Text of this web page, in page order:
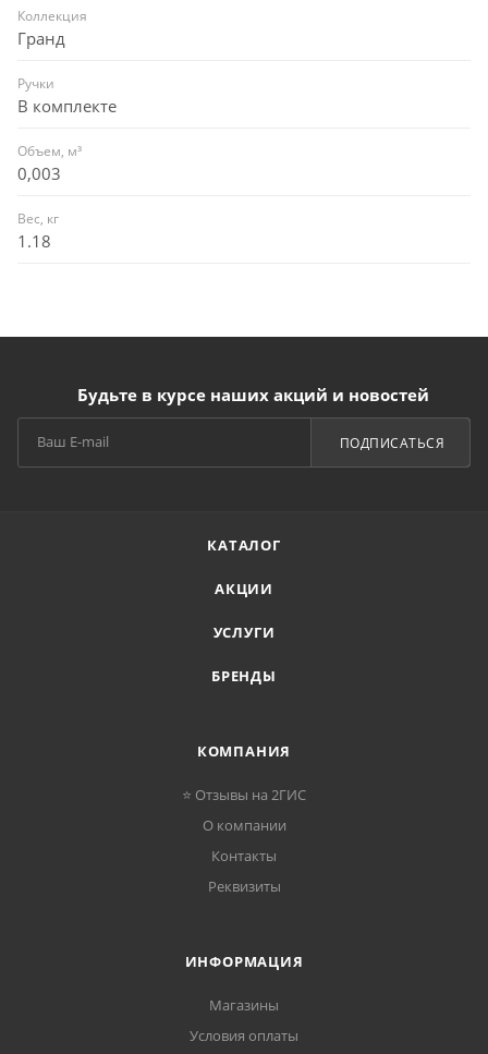
Коллекция
Гранд
Ручки
В комплекте
Объем, м³
0,003
Вес, кг
1.18
Будьте в курсе наших акций и новостей
ПОДПИСАТЬСЯ
КАТАЛОГ
АКЦИИ
УСЛУГИ
БРЕНДЫ
КОМПАНИЯ
⭐ Отзывы на 2ГИС
О компании
Контакты
Реквизиты
ИНФОРМАЦИЯ
Магазины
Условия оплаты